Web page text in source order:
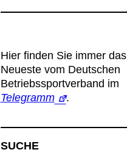
Hier finden Sie immer das
Neueste vom Deutschen
Betriebssportverband im
Telegramm
.
SUCHE